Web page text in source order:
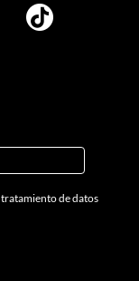
de datos